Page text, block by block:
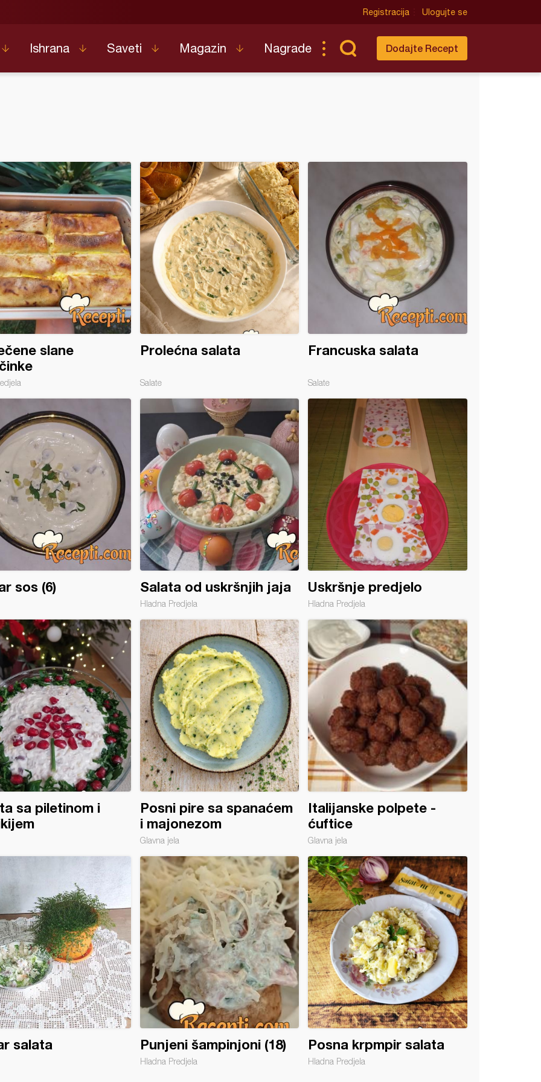
Registracija Ulogujte se
Ishrana Saveti Magazin Nagrade Dodajte Recept
slane
Prolećna salata
Salate
Francuska salata
Salate
sos (6) Salata od uskršnjih jaja
Hladna Predjela
Uskršnje predjelo
Hladna Predjela
sa piletinom i
Posni pire sa spanaćem
i majonezom
Glavna jela
Italijanske polpete -
ćuftice
Glavna jela
salata Punjeni šampinjoni (18)
Hladna Predjela
Posna krpmpir salata
Hladna Predjela